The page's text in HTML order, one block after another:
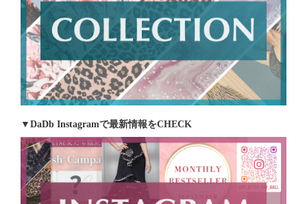
▼DaDb Instagramで最新情報をCHECK